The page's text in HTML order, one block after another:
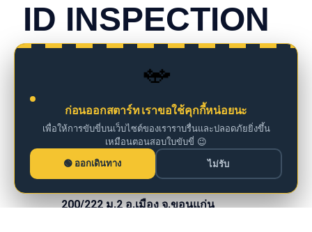
🚗
ก่อนออกสตาร์ท เราขอใช้คุกกี้หน่อยนะ
เพื่อให้การขับขี่บนเว็บไซต์ของเราราบรื่นและปลอดภัยยิ่งขึ้น
เหมือนตอนสอบใบขับขี่ 😉
ออกเดินทาง
ไม่รับ
ID INSPECTION
iddm@iddrives.co.th
200/222 ม.2 อ.เมือง จ.ขอนแก่น